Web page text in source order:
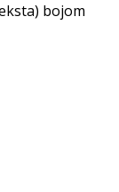
bojom